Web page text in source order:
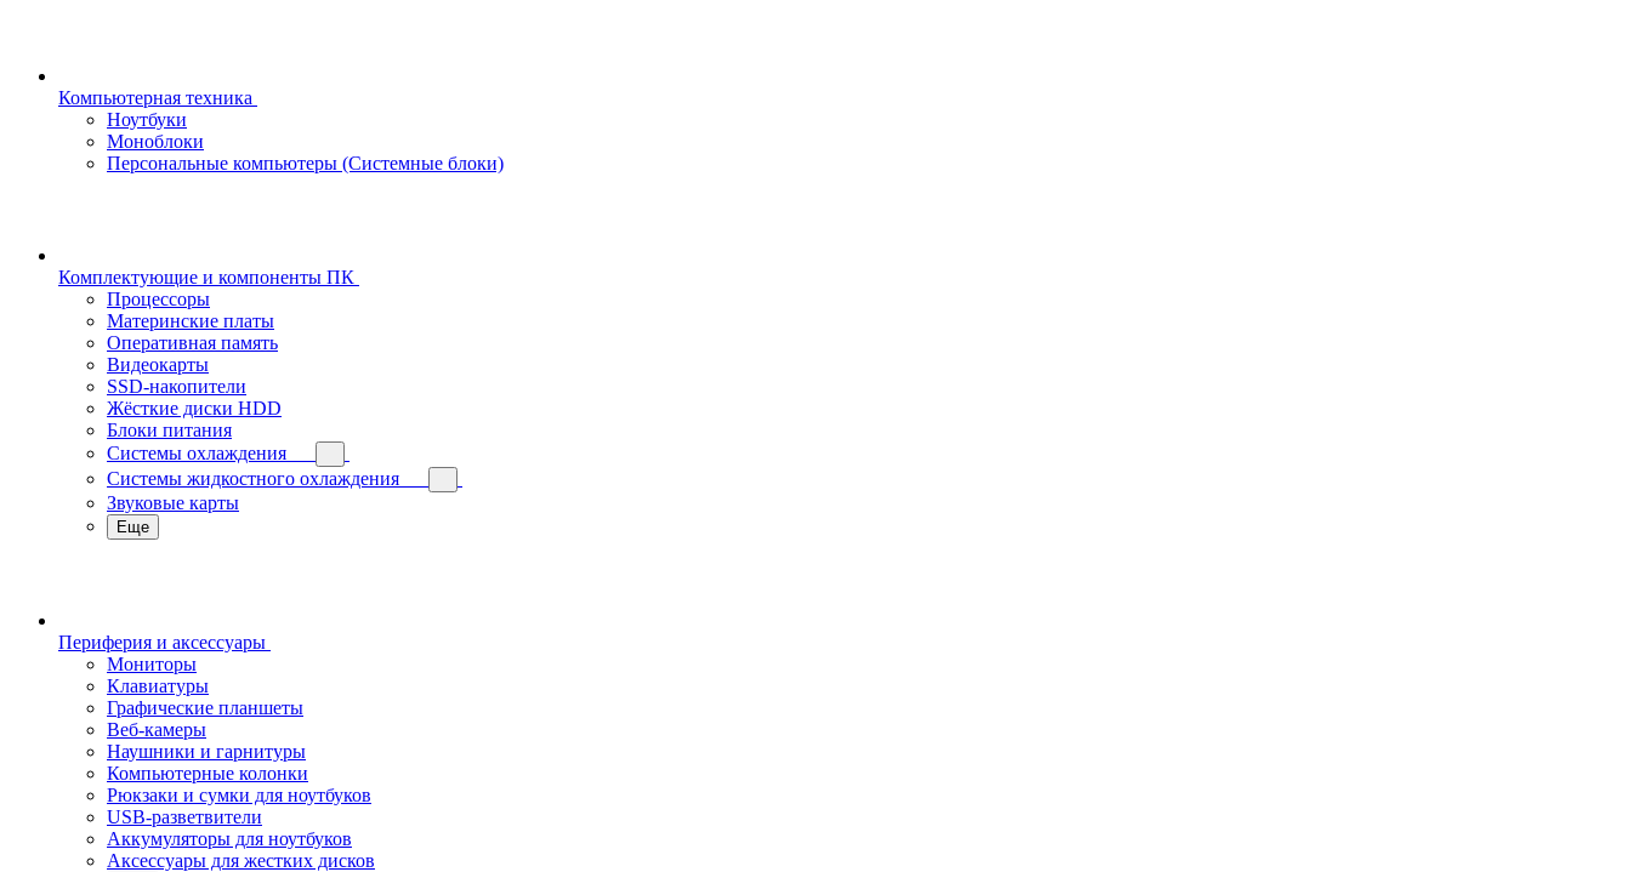
Компьютерная техника
Ноутбуки
Моноблоки
Персональные компьютеры (Системные блоки)
Комплектующие и компоненты ПК
Процессоры
Материнские платы
Оперативная память
Видеокарты
SSD-накопители
Жёсткие диски HDD
Блоки питания
Системы охлаждения
Системы жидкостного охлаждения
Звуковые карты
Еще
Периферия и аксессуары
Мониторы
Клавиатуры
Графические планшеты
Веб-камеры
Наушники и гарнитуры
Компьютерные колонки
Рюкзаки и сумки для ноутбуков
USB-разветвители
Аккумуляторы для ноутбуков
Аксессуары для жестких дисков